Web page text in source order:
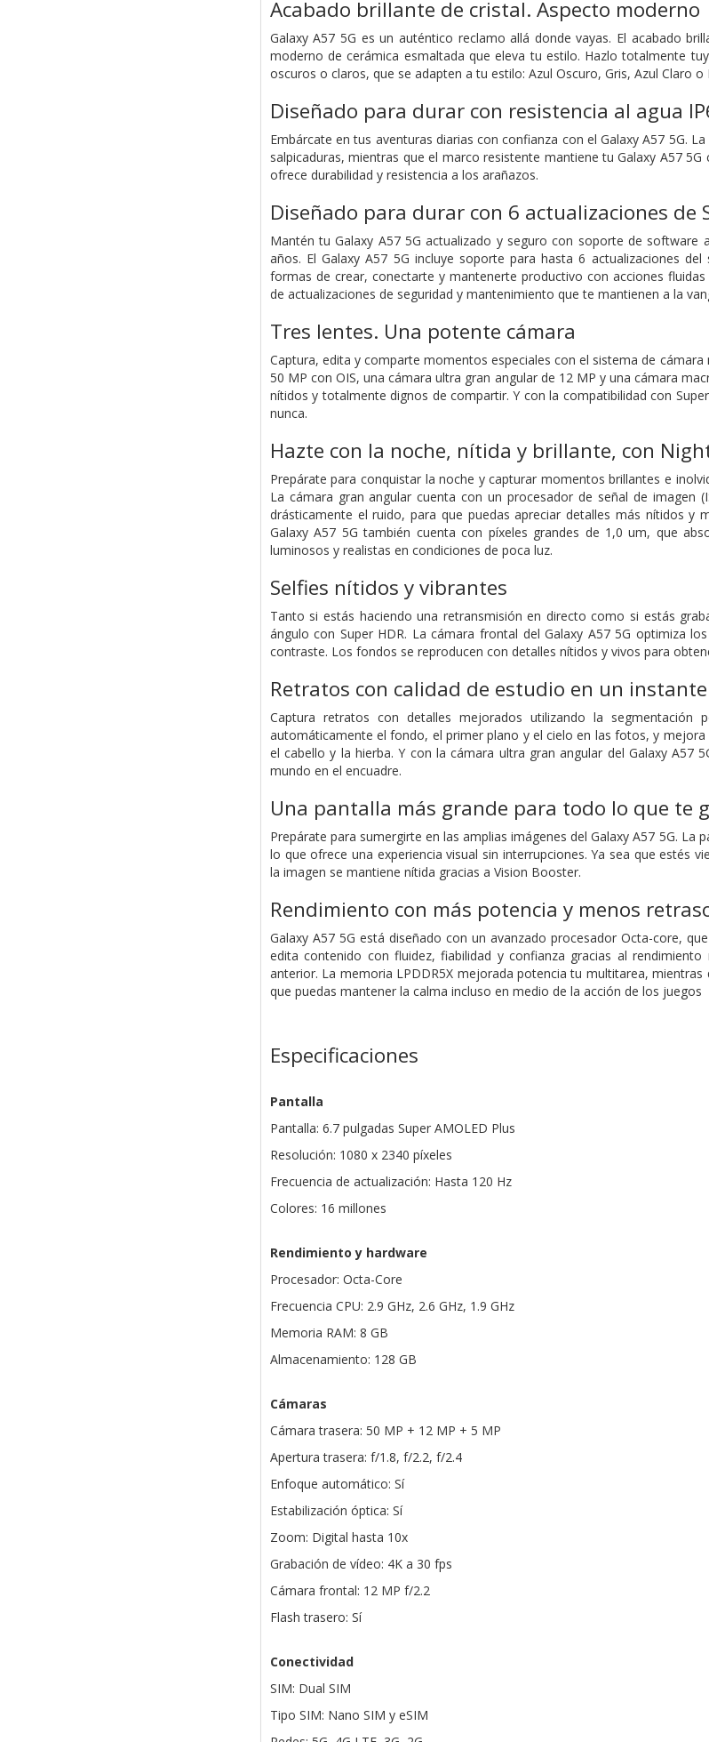
Acabado brillante de cristal. Aspecto moderno
Galaxy A57 5G es un auténtico reclamo allá donde vayas. El acabado
moderno de cerámica esmaltada que eleva tu estilo. Hazlo totalmente
oscuros o claros, que se adapten a tu estilo: Azul Oscuro, Gris, Azul Claro o
Diseñado para durar con resistencia al agua
Embárcate en tus aventuras diarias con confianza con el Galaxy A57 5G.
salpicaduras, mientras que el marco resistente mantiene tu Galaxy A57
ofrece durabilidad y resistencia a los arañazos.
Diseñado para durar con 6 actualizaciones de
Mantén tu Galaxy A57 5G actualizado y seguro con soporte de
años. El Galaxy A57 5G incluye soporte para hasta 6 actualizaciones
formas de crear, conectarte y mantenerte productivo con acciones
de actualizaciones de seguridad y mantenimiento que te mantienen a la
Tres lentes. Una potente cámara
Captura, edita y comparte momentos especiales con el sistema de
50 MP con OIS, una cámara ultra gran angular de 12 MP y una cámara
nítidos y totalmente dignos de compartir. Y con la compatibilidad con
nunca.
Hazte con la noche, nítida y brillante, con
Prepárate para conquistar la noche y capturar momentos brillantes e
La cámara gran angular cuenta con un procesador de señal de imagen
drásticamente el ruido, para que puedas apreciar detalles más nítidos
Galaxy A57 5G también cuenta con píxeles grandes de 1,0 um, que
luminosos y realistas en condiciones de poca luz.
Selfies nítidos y vibrantes
Tanto si estás haciendo una retransmisión en directo como si estás
ángulo con Super HDR. La cámara frontal del Galaxy A57 5G optimiza
contraste. Los fondos se reproducen con detalles nítidos y vivos para
Retratos con calidad de estudio en un instante
Captura retratos con detalles mejorados utilizando la
automáticamente el fondo, el primer plano y el cielo en las fotos, y
el cabello y la hierba. Y con la cámara ultra gran angular del Galaxy
mundo en el encuadre.
Una pantalla más grande para todo lo que te
Prepárate para sumergirte en las amplias imágenes del Galaxy A57 5G.
lo que ofrece una experiencia visual sin interrupciones. Ya sea que estés
la imagen se mantiene nítida gracias a Vision Booster.
Rendimiento con más potencia y menos
Galaxy A57 5G está diseñado con un avanzado procesador Octa-core,
edita contenido con fluidez, fiabilidad y confianza gracias al
anterior. La memoria LPDDR5X mejorada potencia tu multitarea,
que puedas mantener la calma incluso en medio de la acción de los juegos
Especificaciones
Pantalla
Pantalla: 6.7 pulgadas Super AMOLED Plus
Resolución: 1080 x 2340 píxeles
Frecuencia de actualización: Hasta 120 Hz
Colores: 16 millones
Rendimiento y hardware
Procesador: Octa-Core
Frecuencia CPU: 2.9 GHz, 2.6 GHz, 1.9 GHz
Memoria RAM: 8 GB
Almacenamiento: 128 GB
Cámaras
Cámara trasera: 50 MP + 12 MP + 5 MP
Apertura trasera: f/1.8, f/2.2, f/2.4
Enfoque automático: Sí
Estabilización óptica: Sí
Zoom: Digital hasta 10x
Grabación de vídeo: 4K a 30 fps
Cámara frontal: 12 MP f/2.2
Flash trasero: Sí
Conectividad
SIM: Dual SIM
Tipo SIM: Nano SIM y eSIM